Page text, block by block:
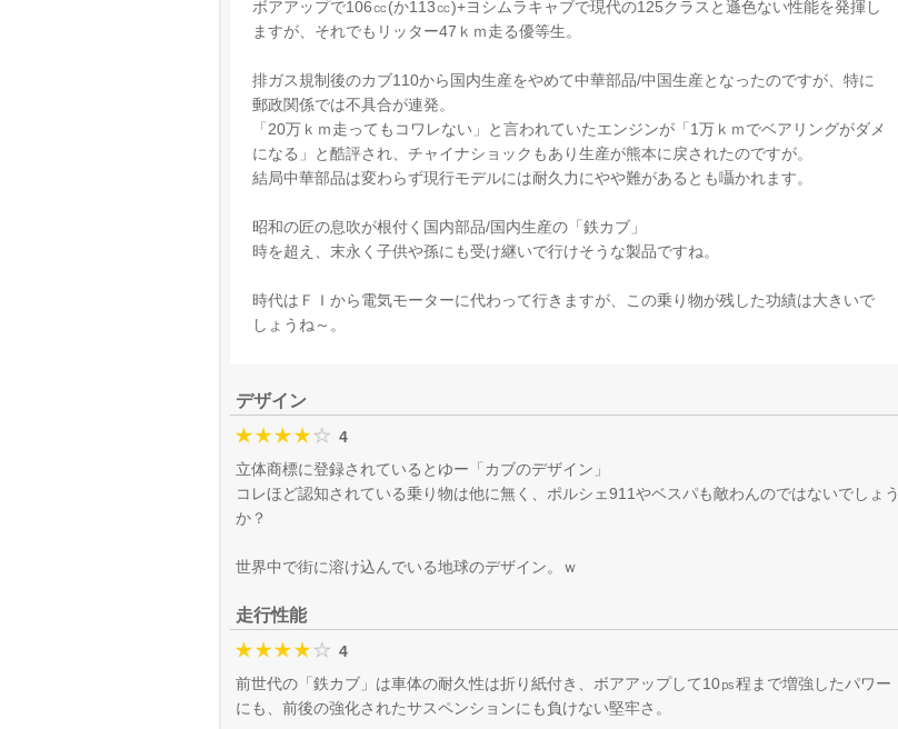
ボアアップで106㏄(か113㏄)+ヨシムラキャブで現代の125クラスと遜色ない性能を発揮し
ますが、それでもリッター47ｋｍ走る優等生。
排ガス規制後のカブ110から国内生産をやめて中華部品/中国生産となったのですが、特に
郵政関係では不具合が連発。
「20万ｋｍ走ってもコワレない」と言われていたエンジンが「1万ｋｍでベアリングがダメ
になる」と酷評され、チャイナショックもあり生産が熊本に戻されたのですが。
結局中華部品は変わらず現行モデルには耐久力にやや難があるとも囁かれます。
昭和の匠の息吹が根付く国内部品/国内生産の「鉄カブ」
時を超え、末永く子供や孫にも受け継いで行けそうな製品ですね。
時代はＦＩから電気モーターに代わって行きますが、この乗り物が残した功績は大きいで
しょうね～。
デザイン
4
立体商標に登録されているとゆー「カブのデザイン」
コレほど認知されている乗り物は他に無く、ポルシェ911やベスパも敵わんのではないでしょう
か？
世界中で街に溶け込んでいる地球のデザイン。ｗ
走行性能
4
前世代の「鉄カブ」は車体の耐久性は折り紙付き、ボアアップして10㎰程まで増強したパワー
にも、前後の強化されたサスペンションにも負けない堅牢さ。